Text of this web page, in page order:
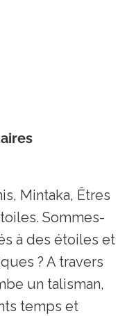
Mintaka, Êtres
Sommes-
à des étoiles et
? A travers
un talisman,
temps et